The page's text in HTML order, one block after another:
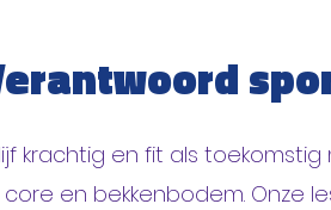
krachtig en fit als
core en bekkenbodem. Onze